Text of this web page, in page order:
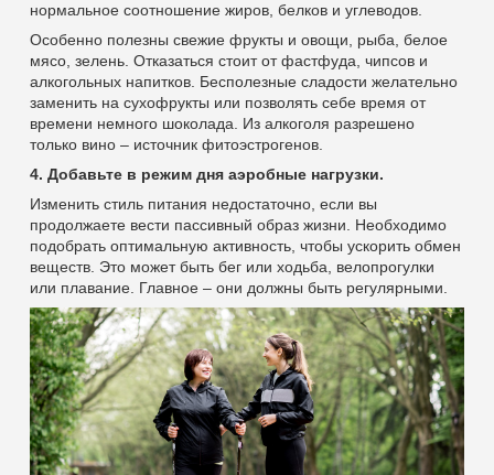
нормальное соотношение жиров, белков и углеводов.
Особенно полезны свежие фрукты и овощи, рыба, белое
мясо, зелень. Отказаться стоит от фастфуда, чипсов и
алкогольных напитков. Бесполезные сладости желательно
заменить на сухофрукты или позволять себе время от
времени немного шоколада. Из алкоголя разрешено
только вино – источник фитоэстрогенов.
4. Добавьте в режим дня аэробные нагрузки.
Изменить стиль питания недостаточно, если вы
продолжаете вести пассивный образ жизни. Необходимо
подобрать оптимальную активность, чтобы ускорить обмен
веществ. Это может быть бег или ходьба, велопрогулки
или плавание. Главное – они должны быть регулярными.